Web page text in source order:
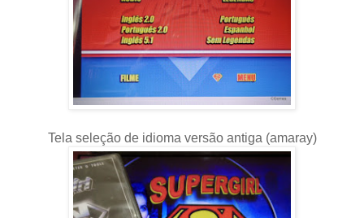
Tela seleção de idioma versão antiga (amaray)